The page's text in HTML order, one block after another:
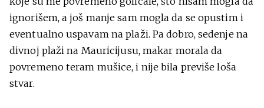
ignorišem, a još manje sam mogla da se opustim i
eventualno uspavam na plaži. Pa dobro, sedenje na
divnoj plaži na Mauricijusu, makar morala da
povremeno teram mušice, i nije bila previše loša
stvar.